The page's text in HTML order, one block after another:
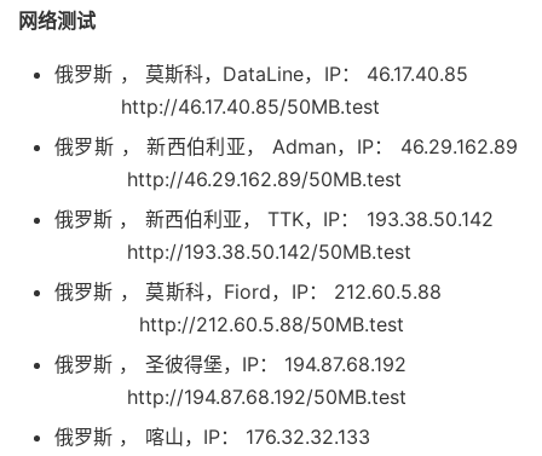
网络测试
俄罗斯 ， 莫斯科，DataLine，IP： 46.17.40.85
http://46.17.40.85/50MB.test
俄罗斯 ， 新西伯利亚， Adman，IP： 46.29.162.89
http://46.29.162.89/50MB.test
俄罗斯 ， 新西伯利亚， TTK，IP： 193.38.50.142
http://193.38.50.142/50MB.test
俄罗斯 ， 莫斯科，Fiord，IP： 212.60.5.88
http://212.60.5.88/50MB.test
俄罗斯 ， 圣彼得堡，IP： 194.87.68.192
http://194.87.68.192/50MB.test
俄罗斯 ， 喀山，IP： 176.32.32.133